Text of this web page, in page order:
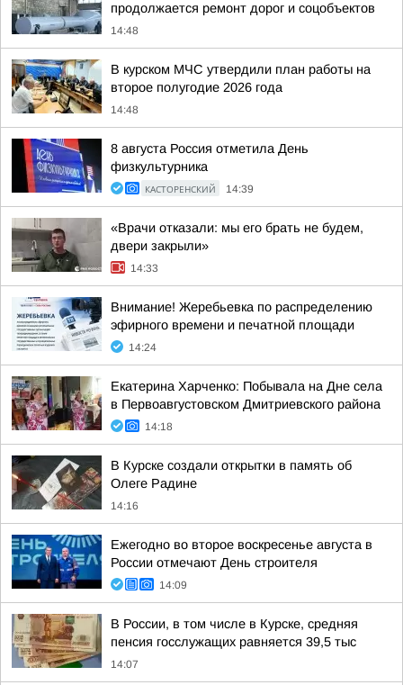
продолжается ремонт дорог и соцобъектов
14:48
В курском МЧС утвердили план работы на
второе полугодие 2026 года
14:48
8 августа Россия отметила День
физкультурника
КАСТОРЕНСКИЙ 14:39
«Врачи отказали: мы его брать не будем,
двери закрыли»
14:33
Внимание! Жеребьевка по распределению
эфирного времени и печатной площади
14:24
Екатерина Харченко: Побывала на Дне села
в Первоавгустовском Дмитриевского района
14:18
В Курске создали открытки в память об
Олеге Радине
14:16
Ежегодно во второе воскресенье августа в
России отмечают День строителя
14:09
В России, в том числе в Курске, средняя
пенсия госслужащих равняется 39,5 тыс
14:07